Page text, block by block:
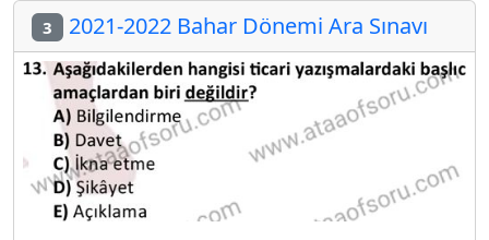
3 2021-2022 Bahar Dönemi Ara Sınavı